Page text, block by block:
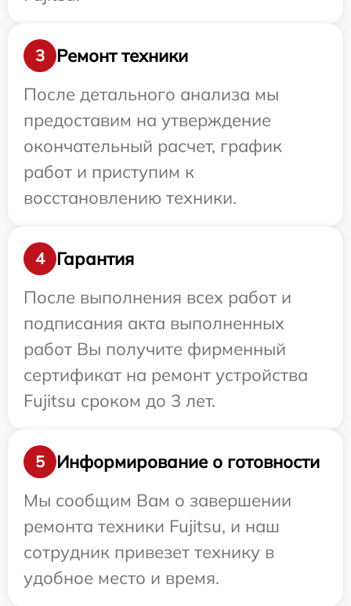
3
Ремонт техники
После детального анализа мы
предоставим на утверждение
окончательный расчет, график
работ и приступим к
восстановлению техники.
4
Гарантия
После выполнения всех работ и
подписания акта выполненных
работ Вы получите фирменный
сертификат на ремонт устройства
Fujitsu сроком до 3 лет.
5
Информирование о готовности
Мы сообщим Вам о завершении
ремонта техники Fujitsu, и наш
сотрудник привезет технику в
удобное место и время.